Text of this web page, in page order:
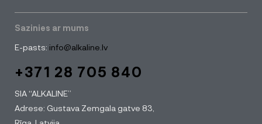
Sazinies ar mums
E-pasts: info@alkaline.lv
+371 28 705 840
SIA “ALKALINE”
Adrese: Gustava Zemgala gatve 83,